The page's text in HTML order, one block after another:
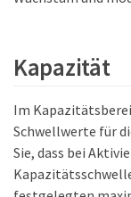
Kapazität
Im
Schwellwerte für
Sie, dass bei